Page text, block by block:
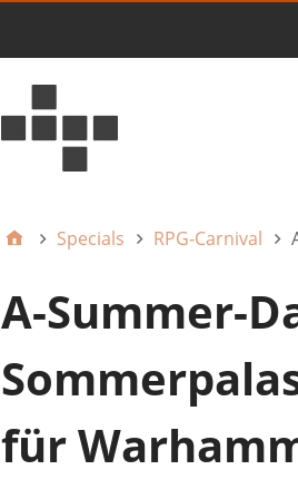
Specials RPG-Carnival
A-Summer-
für